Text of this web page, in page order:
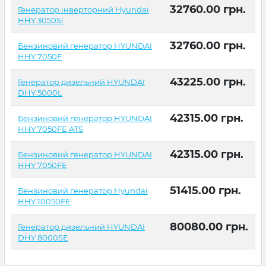
Генератор інверторний Hyundai
HHY 3050Si
32760.00 грн.
Бензиновий генератор HYUNDAI
HHY 7050F
32760.00 грн.
Генератор дизельний HYUNDAI
DHY 5000L
43225.00 грн.
Бензиновий генератор HYUNDAI
HHY 7050FE ATS
42315.00 грн.
Бензиновий генератор HYUNDAI
HHY 7050FE
42315.00 грн.
Бензиновий генератор Hyundai
HHY 10050FE
51415.00 грн.
Генератор дизельний HYUNDAI
DHY 8000SE
80080.00 грн.